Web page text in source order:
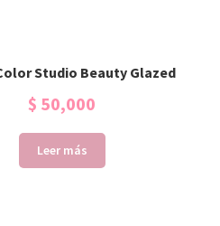
Studio Beauty Glazed
$ 50,000
Leer más